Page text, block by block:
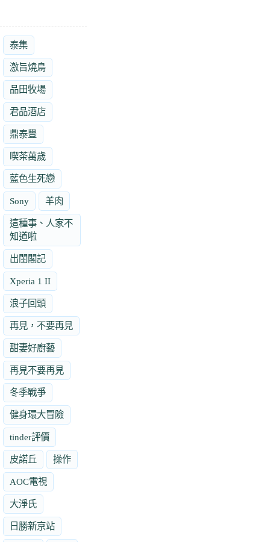
泰集
激旨燒鳥
品田牧場
君品酒店
鼎泰豐
喫茶萬歲
藍色生死戀
Sony 羊肉
這種事、人家不
知道啦
出閨閣記
Xperia 1 II
浪子回頭
再見，不要再見
甜妻好廚藝
再見不要再見
冬季戰爭
健身環大冒險
tinder評價
皮諾丘 操作
AOC電視
大淨氏
日勝新京站